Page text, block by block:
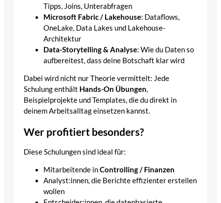
Tipps, Joins, Unterabfragen
Microsoft Fabric / Lakehouse: Dataflows,
OneLake, Data Lakes und Lakehouse-
Architektur
Data-Storytelling & Analyse: Wie du Daten so
aufbereitest, dass deine Botschaft klar wird
Dabei wird nicht nur Theorie vermittelt: Jede
Schulung enthält Hands-On Übungen,
Beispielprojekte und Templates, die du direkt in
deinem Arbeitsalltag einsetzen kannst.
Wer profitiert besonders?
Diese Schulungen sind ideal für:
Mitarbeitende inControlling / Finanzen
Analyst:innen, die Berichte effizienter erstellen
wollen